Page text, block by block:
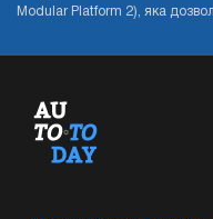
Modular Platform 2), яка